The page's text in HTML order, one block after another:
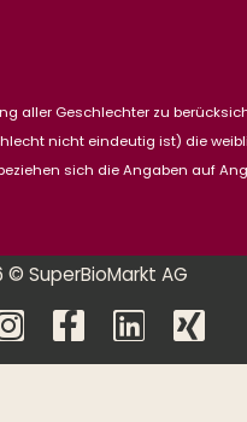
aller Geschlechter zu
nicht eindeutig ist) die
sich die Angaben auf
SuperBioMarkt AG